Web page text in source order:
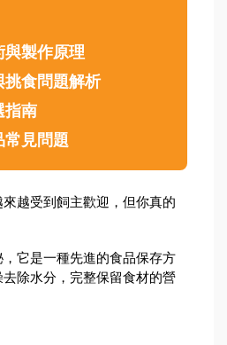
與製作原理
挑食問題解析
指南
常見問題
越受到飼主歡迎，但你真的
它是一種先進的食品保存方
除水分，完整保留食材的營